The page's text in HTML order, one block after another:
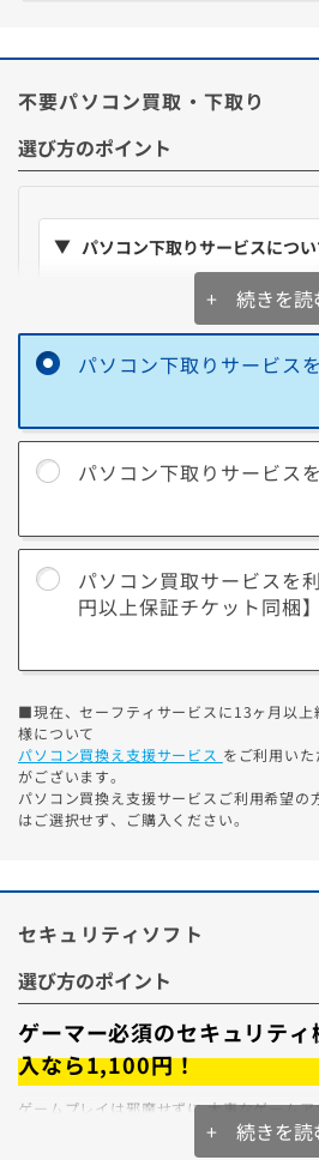
■ Microsoft Office Home and
作業する利用方法におすすめです。
利用期間に制限がないので費用の追加なく
定です。)
*セットアップ時にインターネット環境が必
**デジタルライセンス版(中小企業向け)は
不要パソコン買取・下取り
選び方のポイント
パソコン下取りサービスにつ
購入価格から即値
購入後に同梱の下取りキットで
手軽に処分
送料は当社負担。壊れていて
詳細はこちら
※ゲーミングPCや5年以内のパソコン
買取サービスをご検討ください。
パソコン買取サービスについて
購入後に同梱の買取チケットを
できるだけ 高額な買取
を希望
「3のつく日」を併用なら、更に
詳細はこちら
※1.電源が入らないなど正常に動作しな
ご利用ください。
※2.買取チケットをご利用いただくこと
を保証いたします。
※3.セーフティサービスに13ヶ月以上
コン買換え支援サービスを併用で、よ
ます。ご希望の方は、本項目では買取サ
+ 続きを読
パソコン下取りサービス
パソコン下取りサービス
パソコン買取サービスを
円以上保証チケット同梱】
■現在、セーフティサービスに13ヶ月以上
様について
パソコン買換え支援サービス をご利用い
がございます。
パソコン買換え支援サービスご利用希望の
はご選択せず、ご購入ください。
セキュリティソフト
選び方のポイント
ゲーマー必須のセキュリテ
入なら1,100円！
ゲームプレイは邪魔せずに 大事なゲーム
ゲーマー特有の悩みもノートン™ 360
+ 続きを読